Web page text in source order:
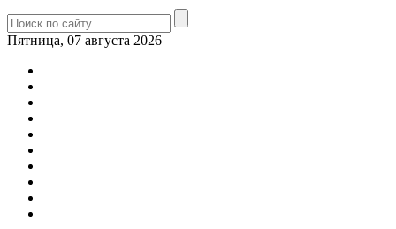
Пятница, 07 августа 2026